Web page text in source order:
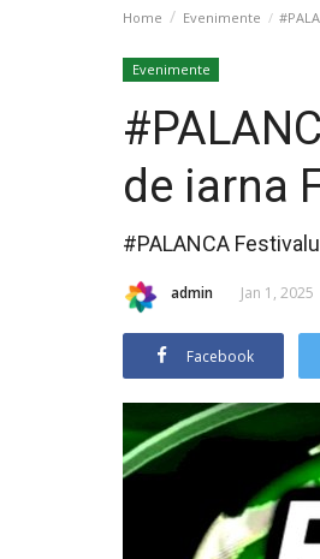
Home Evenimente
Evenimente
de iarna
#PALANCA
admin Jan 1, 2025
Facebook